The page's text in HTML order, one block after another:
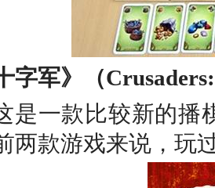
字军》（
是一款比较新的播
两款游戏来说，玩